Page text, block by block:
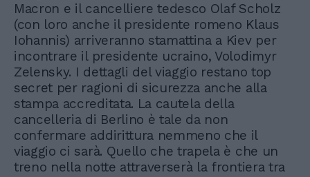
Macron e il cancelliere tedesco Olaf Scholz
(con loro anche il presidente romeno Klaus
Iohannis) arriveranno stamattina a Kiev per
incontrare il presidente ucraino, Volodimyr
Zelensky. I dettagli del viaggio restano top
secret per ragioni di sicurezza anche alla
stampa accreditata. La cautela della
cancelleria di Berlino è tale da non
confermare addirittura nemmeno che il
viaggio ci sarà. Quello che trapela è che un
treno nella notte attraverserà la frontiera tra